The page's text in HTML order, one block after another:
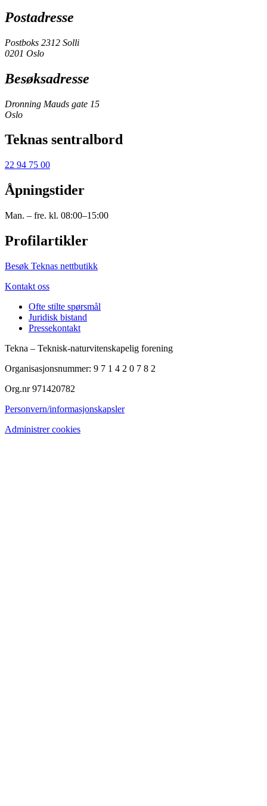
Postadresse
Postboks 2312 Solli
0201 Oslo
Besøksadresse
Dronning Mauds gate 15
Oslo
Teknas sentralbord
22 94 75 00
Åpningstider
Man. – fre. kl. 08:00–15:00
Profilartikler
Besøk Teknas nettbutikk
Kontakt oss
Ofte stilte spørsmål
Juridisk bistand
Pressekontakt
Tekna – Teknisk-naturvitenskapelig forening
Organisasjonsnummer: 9 7 1 4 2 0 7 8 2
Org.nr 971420782
Personvern/informasjonskapsler
Administrer cookies